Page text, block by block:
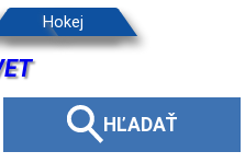
HĽADAŤ